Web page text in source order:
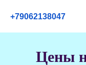
+79062138047
Цены